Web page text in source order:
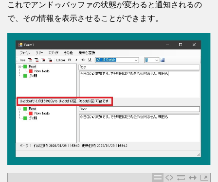
これでアンドゥバッファの状態が変わると通知されるの
で、その情報を表示させることができます。